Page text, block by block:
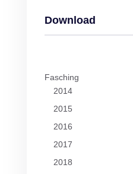
Download
Fasching
2014
2015
2016
2017
2018